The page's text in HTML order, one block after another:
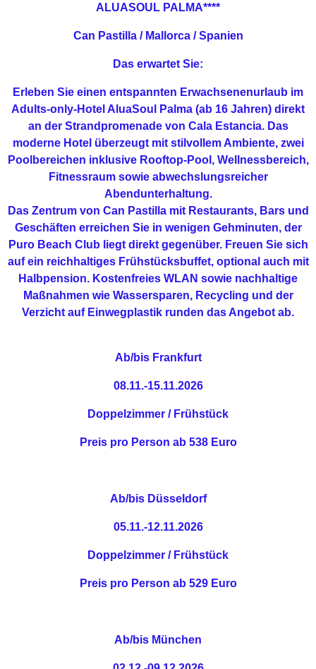
ALUASOUL PALMA****
Can Pastilla / Mallorca / Spanien
Das erwartet Sie:
Erleben Sie einen entspannten Erwachsenenurlaub im
Adults-only-Hotel AluaSoul Palma (ab 16 Jahren) direkt
an der Strandpromenade von Cala Estancia. Das
moderne Hotel überzeugt mit stilvollem Ambiente, zwei
Poolbereichen inklusive Rooftop-Pool, Wellnessbereich,
Fitnessraum sowie abwechslungsreicher
Abendunterhaltung.
Das Zentrum von Can Pastilla mit Restaurants, Bars und
Geschäften erreichen Sie in wenigen Gehminuten, der
Puro Beach Club liegt direkt gegenüber. Freuen Sie sich
auf ein reichhaltiges Frühstücksbuffet, optional auch mit
Halbpension. Kostenfreies WLAN sowie nachhaltige
Maßnahmen wie Wassersparen, Recycling und der
Verzicht auf Einwegplastik runden das Angebot ab.
Ab/bis Frankfurt
08.11.-15.11.2026
Doppelzimmer / Frühstück
Preis pro Person ab 538 Euro
Ab/bis Düsseldorf
05.11.-12.11.2026
Doppelzimmer / Frühstück
Preis pro Person ab 529 Euro
Ab/bis München